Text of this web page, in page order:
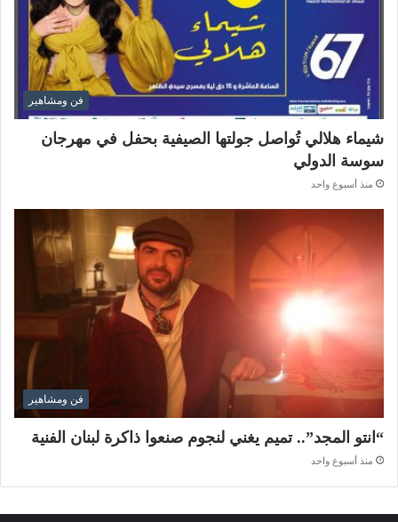
فن ومشاهير
شيماء هلالي تُواصل جولتها الصيفية بحفل في مهرجان
سوسة الدولي
منذ أسبوع واحد
فن ومشاهير
“انتو المجد”.. تميم يغني لنجوم صنعوا ذاكرة لبنان الفنية
منذ أسبوع واحد